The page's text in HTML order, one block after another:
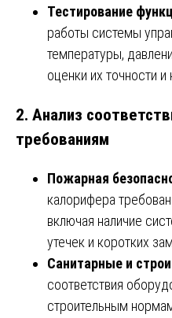
Тестирование
работы системы
температуры,
оценки их точности и
2. Анализ
требованиям
Пожарная
калорифера
включая наличие
утечек и коротких
Санитарные и
соответствия
строительным